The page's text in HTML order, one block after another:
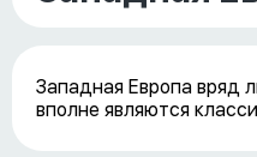
Западная Европа вряд
вполне являются